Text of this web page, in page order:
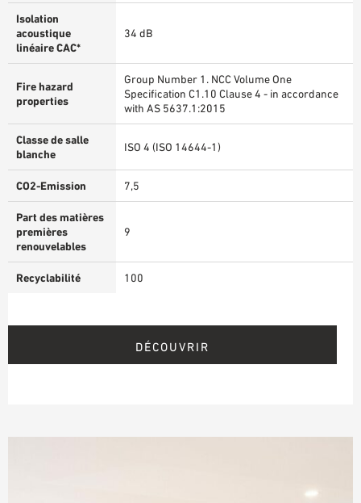
Isolation
acoustique
linéaire CAC*
34 dB
Fire hazard
properties
Group Number 1. NCC Volume One
Specification C1.10 Clause 4 - in accordance
with AS 5637.1:2015
Classe de salle
blanche
ISO 4 (ISO 14644-1)
CO2-Emission 7,5
Part des matières
premières
renouvelables
9
Recyclabilité 100
DÉCOUVRIR